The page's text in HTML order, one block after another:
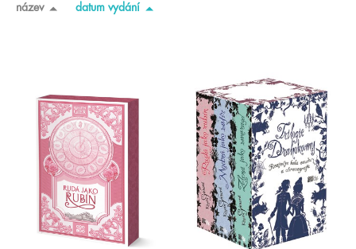
název datum vydání